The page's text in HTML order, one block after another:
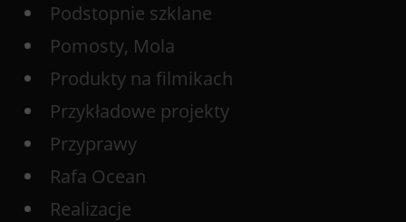
Podstopnie szklane
Pomosty, Mola
Produkty na filmikach
Przykładowe projekty
Przyprawy
Rafa Ocean
Realizacje